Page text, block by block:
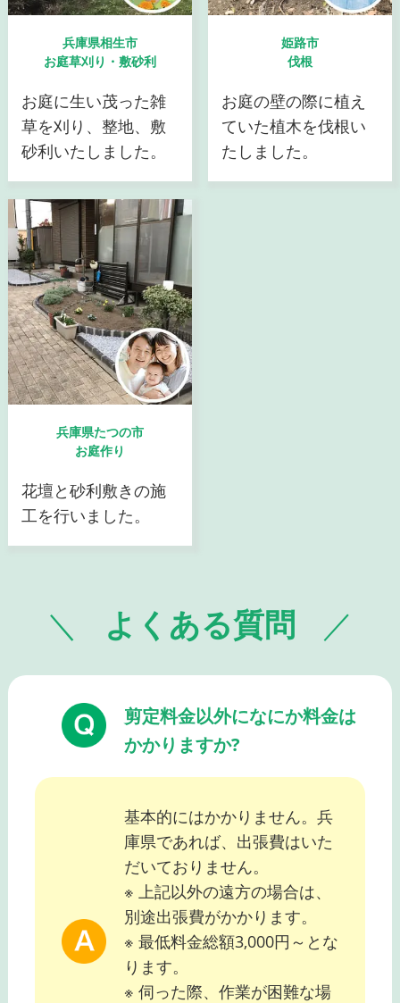
兵庫県相生市
お庭草刈り・敷砂利
お庭に生い茂った雑
草を刈り、整地、敷
砂利いたしました。
姫路市
伐根
お庭の壁の際に植え
ていた植木を伐根い
たしました。
兵庫県たつの市
お庭作り
花壇と砂利敷きの施
工を行いました。
よくある質問
剪定料金以外になにか料金は
かかりますか?
基本的にはかかりません。兵
庫県であれば、出張費はいた
だいておりません。
※ 上記以外の遠方の場合は、
別途出張費がかかります。
※ 最低料金総額3,000円～とな
ります。
※ 伺った際、作業が困難な場